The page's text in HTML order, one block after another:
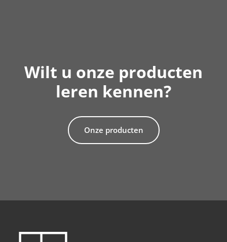
Wilt u onze producten
leren kennen?
Onze producten